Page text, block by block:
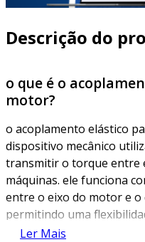
Descrição do
o que é o
motor?
o acoplamento elástico
dispositivo mecânico
transmitir o torque entre
máquinas. ele funciona
entre o eixo do motor e o
permitindo uma
flexibilidade é essencial
Ler Mais